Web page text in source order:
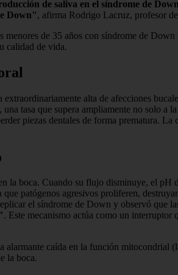
de saliva en el síndrome de
Down", afirma Rodrigo Lacruz, profesor
de 35 años con síndrome de
calidad de vida.
alta de afecciones
tasa que supera ampliamente no solo
piezas dentales de forma prematura. La
la boca. Cuando su flujo disminuye, el
patógenos agresivos proliferen,
el síndrome de Down y observó que
. Este mecanismo actúa como un
alarmante caída en la función
la boca.